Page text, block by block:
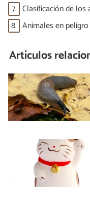
7. Clasificación de
8. Animales en
Artículos